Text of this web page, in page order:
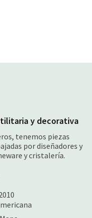
y decorativa
tenemos piezas
por diseñadores y
y cristalería.